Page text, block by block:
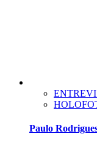
Paulo